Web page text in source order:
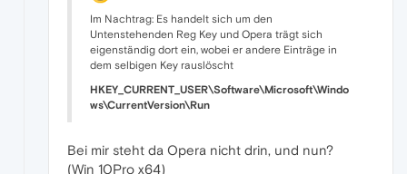
Im Nachtrag: Es handelt sich um den
Untenstehenden Reg Key und Opera trägt sich
eigenständig dort ein, wobei er andere Einträge in
dem selbigen Key rauslöscht
HKEY_CURRENT_USER\Software\Microsoft\Windo
ws\CurrentVersion\Run
Bei mir steht da Opera nicht drin, und nun?
(Win 10Pro x64)